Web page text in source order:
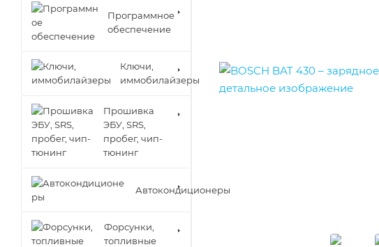
Программное
обеспечение
Ключи,
иммобилайзеры
Прошивка
ЭБУ, SRS,
пробег, чип-
тюнинг
Автокондиционеры
Форсунки,
топливные